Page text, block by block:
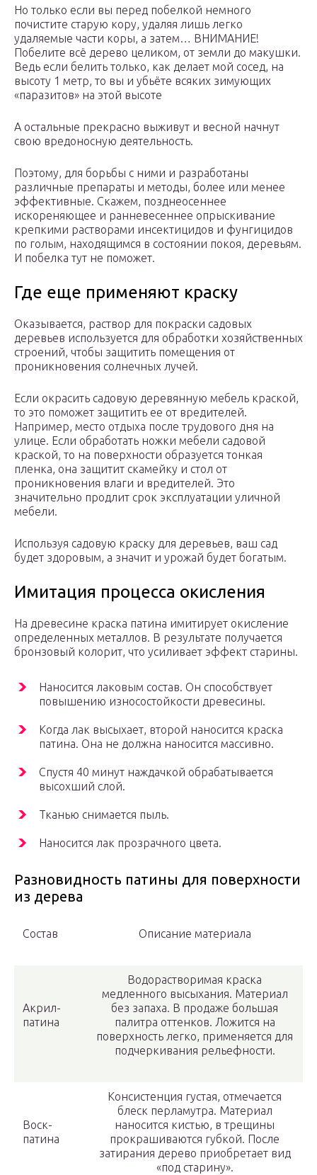
Но только если вы перед побелкой немного
почистите старую кору, удаляя лишь легко
удаляемые части коры, а затем… ВНИМАНИЕ!
Побелите всё дерево целиком, от земли до макушки.
Ведь если белить только, как делает мой сосед, на
высоту 1 метр, то вы и убьёте всяких зимующих
«паразитов» на этой высоте
А остальные прекрасно выживут и весной начнут
свою вредоносную деятельность.
Поэтому, для борьбы с ними и разработаны
различные препараты и методы, более или менее
эффективные. Скажем, позднеосеннее
искореняющее и ранневесеннее опрыскивание
крепкими растворами инсектицидов и фунгицидов
по голым, находящимся в состоянии покоя, деревьям.
И побелка тут не поможет.
Где еще применяют краску
Оказывается, раствор для покраски садовых
деревьев используется для обработки хозяйственных
строений, чтобы защитить помещения от
проникновения солнечных лучей.
Если окрасить садовую деревянную мебель краской,
то это поможет защитить ее от вредителей.
Например, место отдыха после трудового дня на
улице. Если обработать ножки мебели садовой
краской, то на поверхности образуется тонкая
пленка, она защитит скамейку и стол от
проникновения влаги и вредителей. Это
значительно продлит срок эксплуатации уличной
мебели.
Используя садовую краску для деревьев, ваш сад
будет здоровым, а значит и урожай будет богатым.
Имитация процесса окисления
На древесине краска патина имитирует окисление
определенных металлов. В результате получается
бронзовый колорит, что усиливает эффект старины.
Наносится лаковым состав. Он способствует
повышению износостойкости древесины.
Когда лак высыхает, второй наносится краска
патина. Она не должна наносится массивно.
Спустя 40 минут наждачкой обрабатывается
высохший слой.
Тканью снимается пыль.
Наносится лак прозрачного цвета.
Разновидность патины для поверхности
из дерева
Состав Описание материала
Акрил-
патина
Водорастворимая краска
медленного высыхания. Материал
без запаха. В продаже большая
палитра оттенков. Ложится на
поверхность легко, применяется для
подчеркивания рельефности.
Воск-
патина
Консистенция густая, отмечается
блеск перламутра. Материал
наносится кистью, в трещины
прокрашиваются губкой. После
затирания дерево приобретает вид
«под старину».